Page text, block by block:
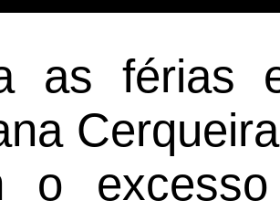
as férias
o